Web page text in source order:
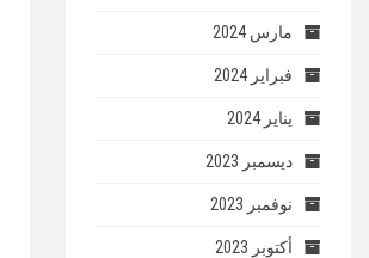
مارس 2024
فبراير 2024
يناير 2024
ديسمبر 2023
نوفمبر 2023
أكتوبر 2023